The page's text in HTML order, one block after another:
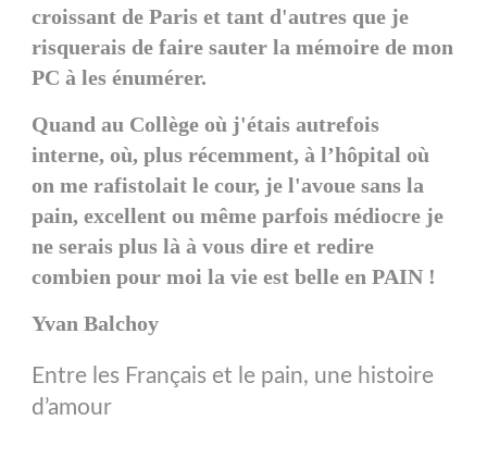
croissant de Paris et tant d'autres que je
risquerais de faire sauter la mémoire de mon
PC à les énumérer.
Quand au Collège où j'étais autrefois
interne, où, plus récemment, à l’hôpital où
on me rafistolait le cour, je l'avoue sans la
pain, excellent ou même parfois médiocre je
ne serais plus là à vous dire et redire
combien pour moi la vie est belle en PAIN !
Yvan Balchoy
Entre les Français et le pain, une histoire
d’amour